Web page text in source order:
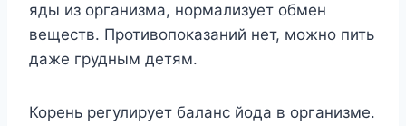
яды из организма, нормализует обмен
веществ. Противопоказаний нет, можно пить
даже грудным детям.
Корень регулирует баланс йода в организме.